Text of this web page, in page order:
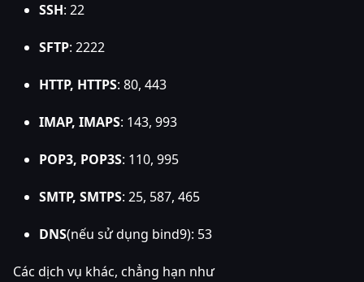
SSH: 22
SFTP: 2222
HTTP, HTTPS: 80, 443
IMAP, IMAPS: 143, 993
POP3, POP3S: 110, 995
SMTP, SMTPS: 25, 587, 465
DNS(nếu sử dụng bind9): 53
Các dịch vụ khác, chẳng hạn như